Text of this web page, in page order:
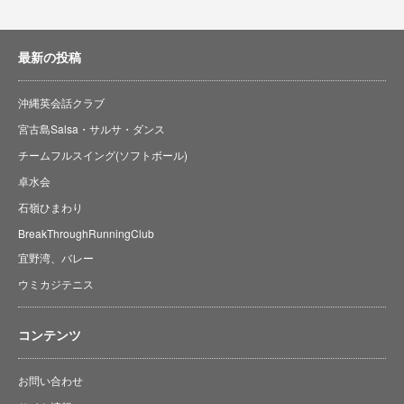
最新の投稿
沖縄英会話クラブ
宮古島Salsa・サルサ・ダンス
チームフルスイング(ソフトボール)
卓水会
石嶺ひまわり
BreakThroughRunningClub
宜野湾、バレー
ウミカジテニス
コンテンツ
お問い合わせ